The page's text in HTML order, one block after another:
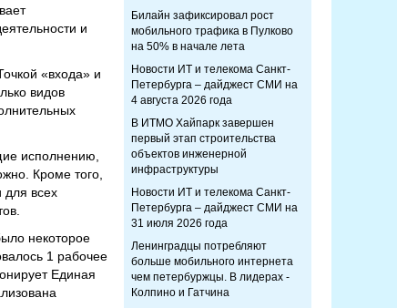
и
«входа» и
видов
исполнению,
Кроме того,
для всех
некоторое
1 рабочее
Единая
Билайн зафиксировал рост
мобильного трафика в Пулково
на 50% в начале лета
Новости ИТ и телекома Санкт-
Петербурга – дайджест СМИ на
4 августа 2026 года
В ИТМО Хайпарк завершен
первый этап строительства
объектов инженерной
инфраструктуры
Новости ИТ и телекома Санкт-
Петербурга – дайджест СМИ на
31 июля 2026 года
Ленинградцы потребляют
больше мобильного интернета
чем петербуржцы. В лидерах -
Колпино и Гатчина